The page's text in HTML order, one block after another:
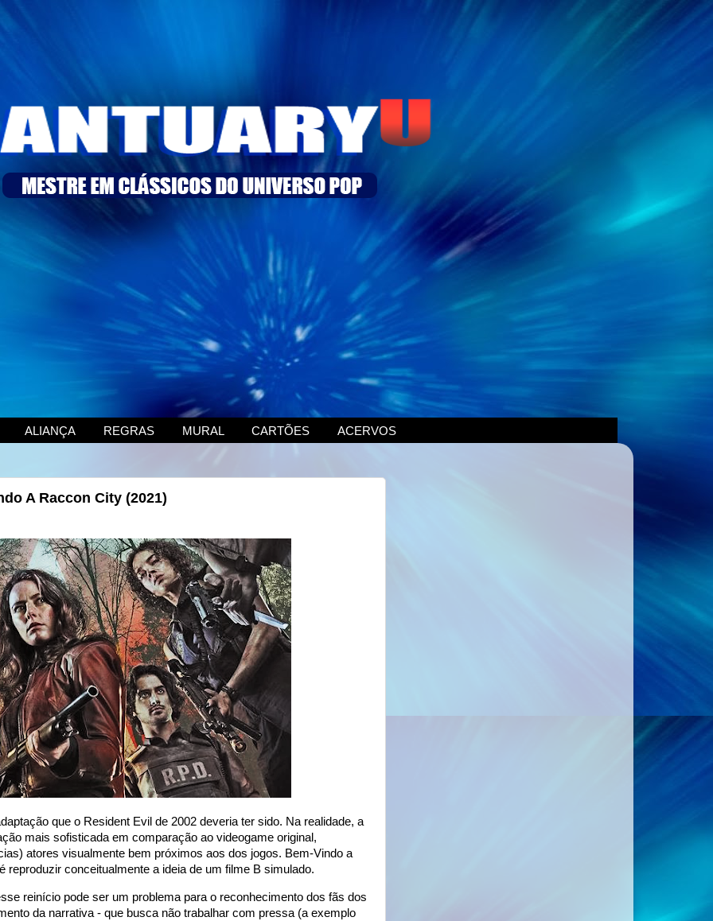
ALIANÇA REGRAS MURAL CARTÕES ACERVOS
A Raccon City (2021)
que o Resident Evil de 2002 deveria ter sido. Na realidade, a
mais sofisticada em comparação ao videogame original,
atores visualmente bem próximos aos dos jogos. Bem-Vindo a
reproduzir conceitualmente a ideia de um filme B simulado.
reinício pode ser um problema para o reconhecimento dos fãs dos
da narrativa - que busca não trabalhar com pressa (a exemplo